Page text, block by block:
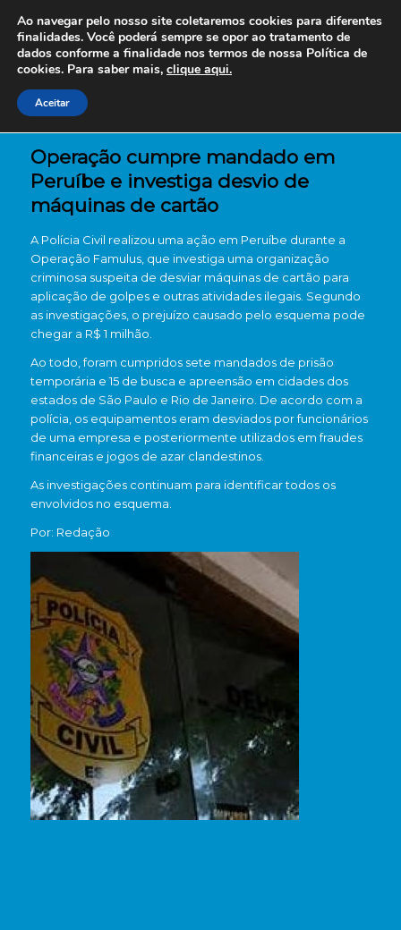
Operação cumpre mandado em
Peruíbe e investiga desvio de
máquinas de cartão
A Polícia Civil realizou uma ação em Peruíbe durante a
Operação Famulus, que investiga uma organização
criminosa suspeita de desviar máquinas de cartão para
aplicação de golpes e outras atividades ilegais. Segundo
as investigações, o prejuízo causado pelo esquema pode
chegar a R$ 1 milhão.
Ao todo, foram cumpridos sete mandados de prisão
temporária e 15 de busca e apreensão em cidades dos
estados de São Paulo e Rio de Janeiro. De acordo com a
polícia, os equipamentos eram desviados por funcionários
de uma empresa e posteriormente utilizados em fraudes
financeiras e jogos de azar clandestinos.
As investigações continuam para identificar todos os
envolvidos no esquema.
Por: Redação
Ao navegar pelo nosso site coletaremos cookies para diferentes
finalidades. Você poderá sempre se opor ao tratamento de
dados conforme a finalidade nos termos de nossa Política de
cookies. Para saber mais, clique aqui.
Aceitar